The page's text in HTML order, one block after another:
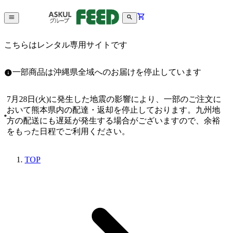
こちらはレンタル専用サイトです
一部商品は沖縄県全域へのお届けを停止しています
7月28日(火)に発生した地震の影響により、一部のご注文に
おいて熊本県内の配達・返却を停止しております。九州地
方の配送にも遅延が発生する場合がございますので、余裕
をもった日程でご利用ください。
TOP